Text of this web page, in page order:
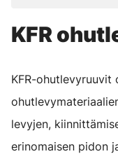
KFR
KFR-ohutlevyruuvit
levyjen,
erinomaisen pidon